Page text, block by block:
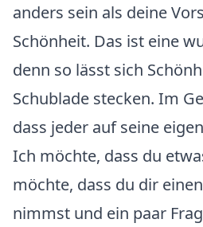
anders sein als deine
Schönheit. Das ist eine
denn so lässt sich
Schublade stecken. Im
dass jeder auf seine
Ich möchte, dass du
möchte, dass du dir
nimmst und ein paar